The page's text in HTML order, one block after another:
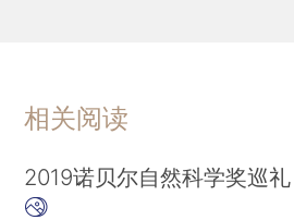
相关阅读
2019诺贝尔自然科学奖巡礼